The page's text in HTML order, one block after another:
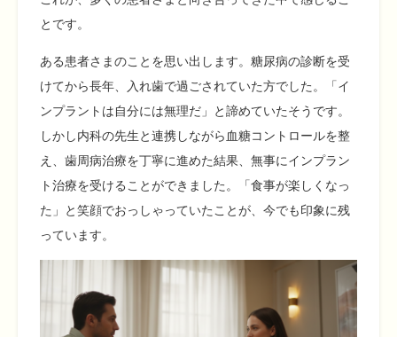
とです。
ある患者さまのことを思い出します。糖尿病の診断を受
けてから長年、入れ歯で過ごされていた方でした。「イ
ンプラントは自分には無理だ」と諦めていたそうです。
しかし内科の先生と連携しながら血糖コントロールを整
え、歯周病治療を丁寧に進めた結果、無事にインプラン
ト治療を受けることができました。「食事が楽しくなっ
た」と笑顔でおっしゃっていたことが、今でも印象に残
っています。